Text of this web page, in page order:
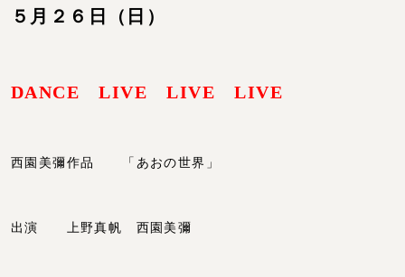
５月２６日（日）
DANCE LIVE LIVE LIVE
西園美彌作品 「あおの世界」
出演 上野真帆 西園美彌